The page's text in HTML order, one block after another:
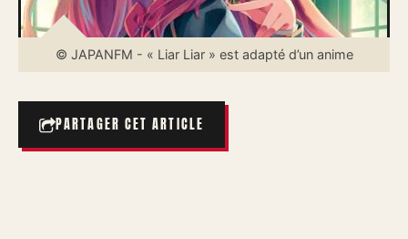
© JAPANFM - « Liar Liar » est adapté d’un anime
PARTAGER CET ARTICLE